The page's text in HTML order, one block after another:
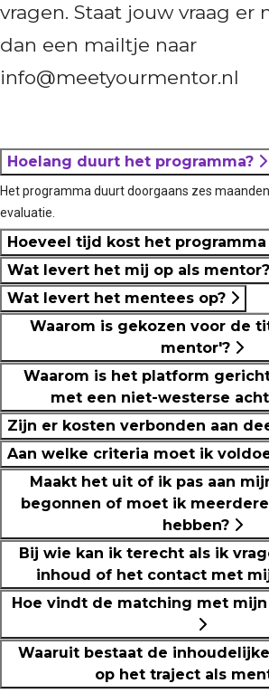
vragen. Staat jouw vraag er
dan een mailtje naar
info@meetyourmentor.nl
Hoelang duurt het programma?
Het programma duurt doorgaans zes
evaluatie.
Hoeveel tijd kost het
Wat levert het mij op als mentor?
Wat levert het mentees op?
Waarom is gekozen voor de
mentor'?
Waarom is het platform
met een niet-westerse
Zijn er kosten verbonden aan
Aan welke criteria moet ik
Maakt het uit of ik pas aan
begonnen of moet ik
hebben?
Bij wie kan ik terecht als ik
inhoud of het contact met
Waaruit bestaat de
op het traject als